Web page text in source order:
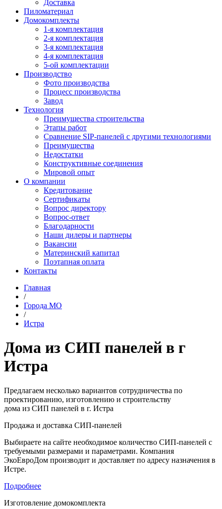
Доставка
Пиломатериал
Домокомплекты
1-я комплектация
2-я комплектация
3-я комплектация
4-я комплектация
5-ой комплектации
Производство
Фото производства
Процесс производства
Завод
Технология
Преимущества строительства
Этапы работ
Сравнение SIP-панелей с другими технологиями
Преимущества
Недостатки
Конструктивные соединения
Мировой опыт
О компании
Кредитование
Сертификаты
Вопрос директору
Вопрос-ответ
Благодарности
Наши дилеры и партнеры
Вакансии
Материнский капитал
Поэтапная оплата
Контакты
Главная
/
Города МО
/
Истра
Дома из СИП панелей в г
Истра
Предлагаем несколько вариантов сотрудничества по
проектированию, изготовлению и строительству
дома из СИП панелей в г. Истра
Продажа и доставка СИП-панелей
Выбираете на сайте необходимое количество СИП-панелей с
требуемыми размерами и параметрами. Компания
ЭкоЕвроДом производит и доставляет по адресу назначения в
Истре.
Подробнее
Изготовление домокомплекта